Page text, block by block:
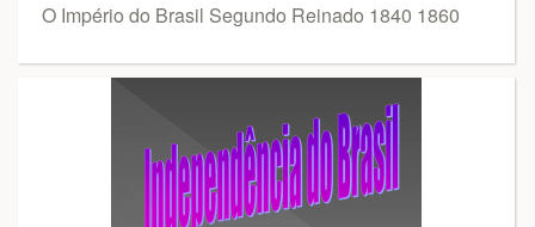
O Império do Brasil Segundo Reinado 1840 1860